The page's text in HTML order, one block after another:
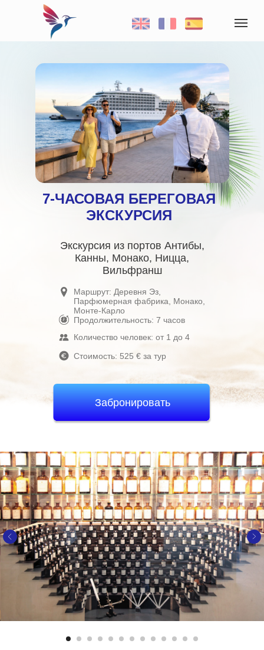
Забронировать
Экскурсия из портов Антибы,
Канны, Монако, Ницца,
Вильфранш
7-ЧАСОВАЯ БЕРЕГОВАЯ
ЭКСКУРСИЯ
Продолжительность: 7 часов
Количество человек: от 1 до 4
Стоимость: 525 € за тур
Маршрут: Деревня Эз,
Парфюмерная фабрика, Монако,
Монте-Карло